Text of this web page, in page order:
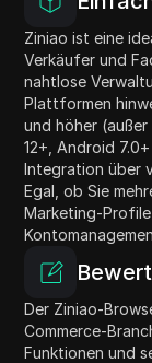
Ziniao ist eine
Verkäufer und
nahtlose
Plattformen
und höher (außer
12+, Android
Integration über
Egal, ob Sie
Marketing-
Der Ziniao-
Commerce-
Funktionen und